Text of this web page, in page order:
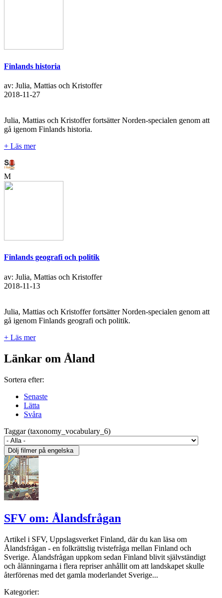
Finlands historia
av: Julia, Mattias och Kristoffer
2018-11-27
Julia, Mattias och Kristoffer fortsätter Norden-specialen genom att
gå igenom Finlands historia.
+ Läs mer
M
Finlands geografi och politik
av: Julia, Mattias och Kristoffer
2018-11-13
Julia, Mattias och Kristoffer fortsätter Norden-specialen genom att
gå igenom Finlands geografi och politik.
+ Läs mer
Länkar om Åland
Sortera efter:
Senaste
Lätta
Svåra
Taggar (taxonomy_vocabulary_6)
SFV om: Ålandsfrågan
Artikel i SFV, Uppslagsverket Finland, där du kan läsa om
Ålandsfrågan - en folkrättslig tvistefråga mellan Finland och
Sverige. Ålandsfrågan uppkom sedan Finland blivit självständigt
och ålänningarna i flera repriser anhållit om att landskapet skulle
återförenas med det gamla moderlandet Sverige...
Kategorier: